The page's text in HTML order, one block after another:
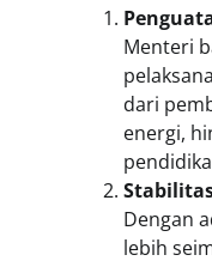
Menteri
dari
energi,
Dengan
lebih